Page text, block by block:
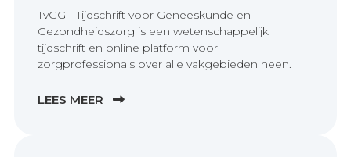
TvGG - Tijdschrift voor Geneeskunde en
Gezondheidszorg is een wetenschappelijk
tijdschrift en online platform voor
zorgprofessionals over alle vakgebieden heen.
LEES MEER